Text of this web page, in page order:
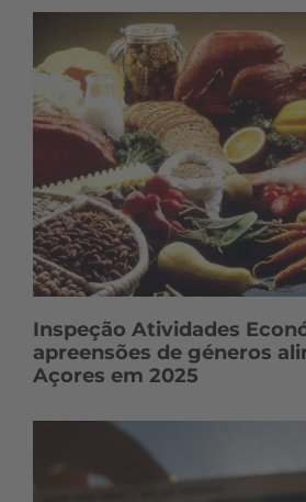
Inspeção Atividades
apreensões de géneros
Açores em 2025